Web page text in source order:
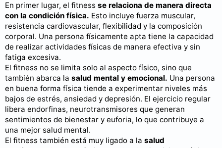
En primer lugar, el fitness se relaciona de manera directa
con la condición física. Esto incluye fuerza muscular,
resistencia cardiovascular, flexibilidad y la composición
corporal. Una persona físicamente apta tiene la capacidad
de realizar actividades físicas de manera efectiva y sin
fatiga excesiva.
El fitness no se limita solo al aspecto físico, sino que
también abarca la salud mental y emocional. Una persona
en buena forma física tiende a experimentar niveles más
bajos de estrés, ansiedad y depresión. El ejercicio regular
libera endorfinas, neurotransmisores que generan
sentimientos de bienestar y euforia, lo que contribuye a
una mejor salud mental.
El fitness también está muy ligado a la salud